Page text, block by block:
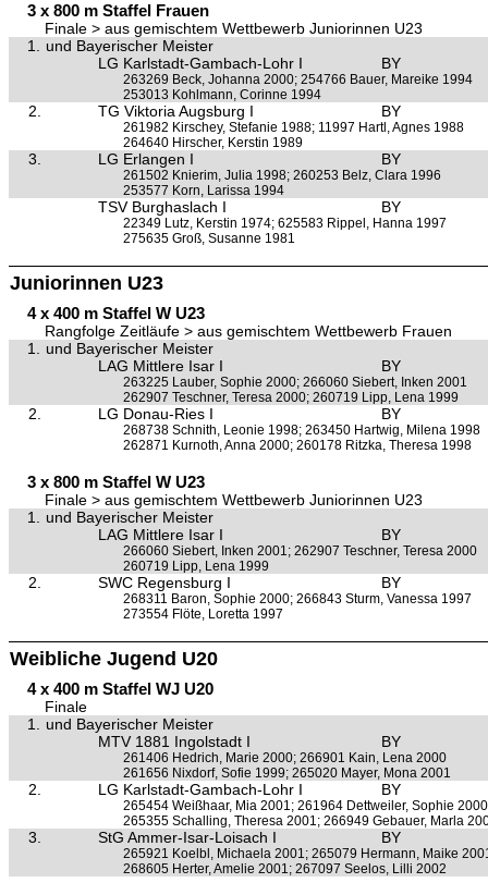
3 x 800 m Staffel Frauen
Finale > aus gemischtem Wettbewerb Juniorinnen U23
1.
und Bayerischer Meister
LG Karlstadt-Gambach-Lohr I
BY
263269 Beck, Johanna 2000; 254766 Bauer, Mareike 1994
253013 Kohlmann, Corinne 1994
2. TG Viktoria Augsburg I BY
261982 Kirschey, Stefanie 1988; 11997 Hartl, Agnes 1988
264640 Hirscher, Kerstin 1989
3. LG Erlangen I BY
261502 Knierim, Julia 1998; 260253 Belz, Clara 1996
253577 Korn, Larissa 1994
TSV Burghaslach I BY
22349 Lutz, Kerstin 1974; 625583 Rippel, Hanna 1997
275635 Groß, Susanne 1981
Juniorinnen U23
4 x 400 m Staffel W U23
Rangfolge Zeitläufe > aus gemischtem Wettbewerb Frauen
1.
und Bayerischer Meister
LAG Mittlere Isar I
BY
263225 Lauber, Sophie 2000; 266060 Siebert, Inken 2001
262907 Teschner, Teresa 2000; 260719 Lipp, Lena 1999
2. LG Donau-Ries I BY
268738 Schnith, Leonie 1998; 263450 Hartwig, Milena 1998
262871 Kurnoth, Anna 2000; 260178 Ritzka, Theresa 1998
3 x 800 m Staffel W U23
Finale > aus gemischtem Wettbewerb Juniorinnen U23
1.
und Bayerischer Meister
LAG Mittlere Isar I
BY
266060 Siebert, Inken 2001; 262907 Teschner, Teresa 2000
260719 Lipp, Lena 1999
2. SWC Regensburg I BY
268311 Baron, Sophie 2000; 266843 Sturm, Vanessa 1997
273554 Flöte, Loretta 1997
Weibliche Jugend U20
4 x 400 m Staffel WJ U20
Finale
1.
und Bayerischer Meister
MTV 1881 Ingolstadt I
BY
261406 Hedrich, Marie 2000; 266901 Kain, Lena 2000
261656 Nixdorf, Sofie 1999; 265020 Mayer, Mona 2001
2. LG Karlstadt-Gambach-Lohr I BY
265454 Weißhaar, Mia 2001; 261964 Dettweiler, Sophie 2000
265355 Schalling, Theresa 2001; 266949 Gebauer, Marla
3. StG Ammer-Isar-Loisach I BY
265921 Koelbl, Michaela 2001; 265079 Hermann, Maike
268605 Herter, Amelie 2001; 267097 Seelos, Lilli 2002